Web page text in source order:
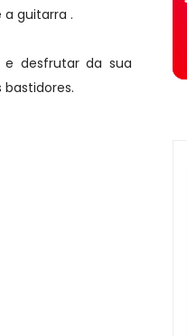
guitarra .
e desfrutar da sua